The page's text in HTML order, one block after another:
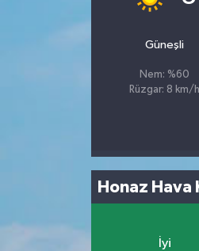
Güneşli
Nem: %60
Rüzgar: 8 km/h
Honaz Hava
İyi